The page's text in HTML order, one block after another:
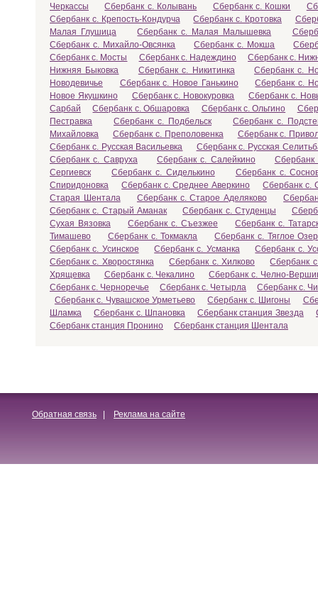
Черкассы
Сбербанк с. Колывань Сбербанк с. Кошки
Сбербанк с. Крепость-Кондурча
Сбербанк с. Кротовка
Малая Глушица
Сбербанк с. Малая Малышевка
Сбербанк с. Михайло-Овсянка
Сбербанк с. Мокша
Сбербанк с. Мосты
Сбербанк с. Надеждино
Сбербанк с.
Нижняя Быковка
Сбербанк с. Никитинка
Сбербанк с.
Новодевичье
Сбербанк с. Новое Ганькино
Сбербанк с.
Новое Якушкино
Сбербанк с. Новокуровка
Сбербанк с.
Сарбай
Сбербанк с. Обшаровка Сбербанк с. Ольгино
Пестравка
Сбербанк с. Подбельск
Сбербанк с.
Михайловка
Сбербанк с. Преполовенка
Сбербанк с.
Сбербанк с. Русская Васильевка
Сбербанк с. Русская
Сбербанк с. Савруха
Сбербанк с. Салейкино
Сбербанк
Сергиевск
Сбербанк с. Сиделькино
Сбербанк с.
Спиридоновка
Сбербанк с. Среднее Аверкино
Сбербанк с.
Старая Шентала
Сбербанк с. Старое Аделяково
Сбербанк с. Старый Аманак
Сбербанк с. Студенцы
Сухая Вязовка
Сбербанк с. Съезжее
Сбербанк с.
Тимашево
Сбербанк с. Токмакла
Сбербанк с. Тяглое
Сбербанк с. Усинское
Сбербанк с. Усманка
Сбербанк с.
Сбербанк с. Хворостянка
Сбербанк с. Хилково
Сбербанк
Хрящевка
Сбербанк с. Чекалино
Сбербанк с. Челно-
Сбербанк с. Черноречье
Сбербанк с. Четырла
Сбербанк с.
Сбербанк с. Чувашское Урметьево
Сбербанк с. Шигоны
Шламка
Сбербанк с. Шпановка Сбербанк станция Звезда
Сбербанк станция Пронино
Сбербанк станция Шентала
Обратная связь Реклама на сайте